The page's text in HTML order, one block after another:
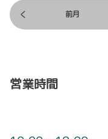
前月
営業時間